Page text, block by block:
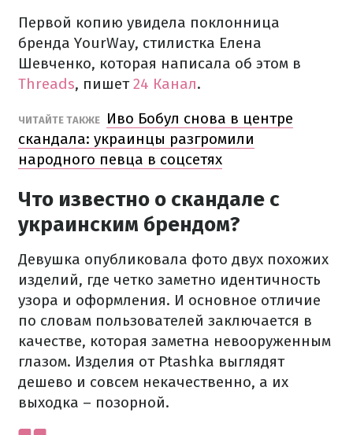
Первой копию увидела поклонница
бренда YourWay, стилистка Елена
Шевченко, которая написала об этом в
Threads, пишет24 Канал.
ЧИТАЙТЕ ТАКЖЕ
Иво Бобул снова в центре
скандала: украинцы разгромили
народного певца в соцсетях
Что известно о скандале с
украинским брендом?
Девушка опубликовала фото двух похожих
изделий, где четко заметно идентичность
узора и оформления. И основное отличие
по словам пользователей заключается в
качестве, которая заметна невооруженным
глазом. Изделия от Ptashka выглядят
дешево и совсем некачественно, а их
выходка – позорной.